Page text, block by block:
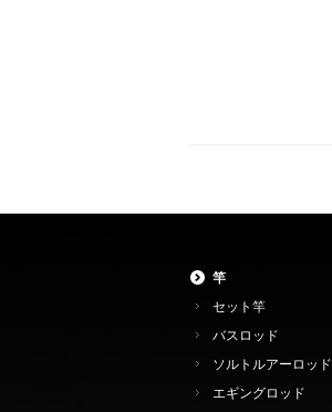
竿
セット竿
バスロッド
ソルトルアーロッド
エギングロッド